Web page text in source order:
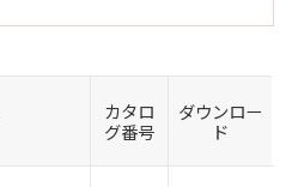
カタロ
グ番号
ダウンロー
ド